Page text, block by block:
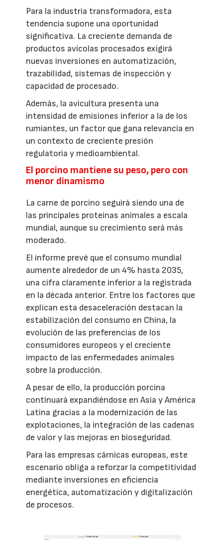
Para la industria transformadora, esta
tendencia supone una oportunidad
significativa. La creciente demanda de
productos avícolas procesados exigirá
nuevas inversiones en automatización,
trazabilidad, sistemas de inspección y
capacidad de procesado.
Además, la avicultura presenta una
intensidad de emisiones inferior a la de los
rumiantes, un factor que gana relevancia en
un contexto de creciente presión
regulatoria y medioambiental.
El porcino mantiene su peso, pero con
menor dinamismo
La carne de porcino seguirá siendo una de
las principales proteínas animales a escala
mundial, aunque su crecimiento será más
moderado.
El informe prevé que el consumo mundial
aumente alrededor de un 4% hasta 2035,
una cifra claramente inferior a la registrada
en la década anterior. Entre los factores que
explican esta desaceleración destacan la
estabilización del consumo en China, la
evolución de las preferencias de los
consumidores europeos y el creciente
impacto de las enfermedades animales
sobre la producción.
A pesar de ello, la producción porcina
continuará expandiéndose en Asia y América
Latina gracias a la modernización de las
explotaciones, la integración de las cadenas
de valor y las mejoras en bioseguridad.
Para las empresas cárnicas europeas, este
escenario obliga a reforzar la competitividad
mediante inversiones en eficiencia
energética, automatización y digitalización
de procesos.